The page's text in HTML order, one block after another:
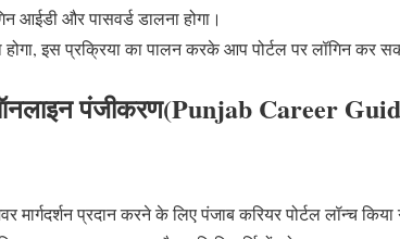
आईडी और पासवर्ड डालना होगा।
इस प्रक्रिया का पालन करके आप पोर्टल पर लॉगिन कर
ऑनलाइन पंजीकरण(Punjab Career
प्रदान करने के लिए पंजाब करियर पोर्टल लॉन्च किया